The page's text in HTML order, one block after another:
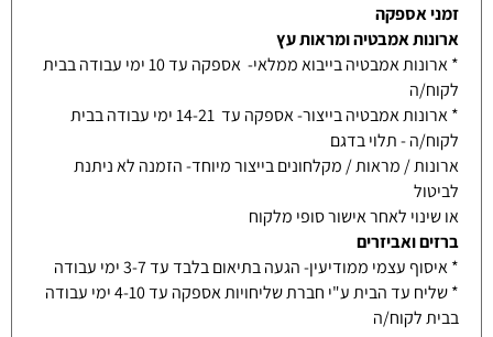
זמני אספקה
ארונות אמבטיה ומראות עץ
* ארונות אמבטיה בייבוא ממלאי- אספקה עד 10 ימי עבודה בבית
לקוח/ה
* ארונות אמבטיה בייצור- אספקה עד 14-21 ימי עבודה בבית
לקוח/ה - תלוי בדגם
ארונות / מראות / מקלחונים בייצור מיוחד- הזמנה לא ניתנת
לביטול
או שינוי לאחר אישור סופי מלקוח
ברזים ואביזרים
* איסוף עצמי ממודיעין- הגעה בתיאום בלבד עד 3-7 ימי עבודה
* שליח עד הבית ע"י חברת שליחויות אספקה עד 4-10 ימי עבודה
בבית לקוח/ה